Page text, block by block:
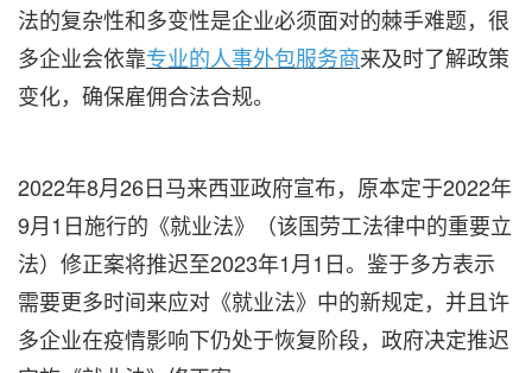
法的复杂性和多变性是企业必须面对的棘手难题，很
多企业会依靠专业的人事外包服务商来及时了解政策
变化，确保雇佣合法合规。
2022年8月26日马来西亚政府宣布，原本定于2022年
9月1日施行的《就业法》（该国劳工法律中的重要立
法）修正案将推迟至2023年1月1日。鉴于多方表示
需要更多时间来应对《就业法》中的新规定，并且许
多企业在疫情影响下仍处于恢复阶段，政府决定推迟